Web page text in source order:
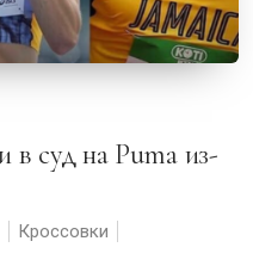
Кроссовки